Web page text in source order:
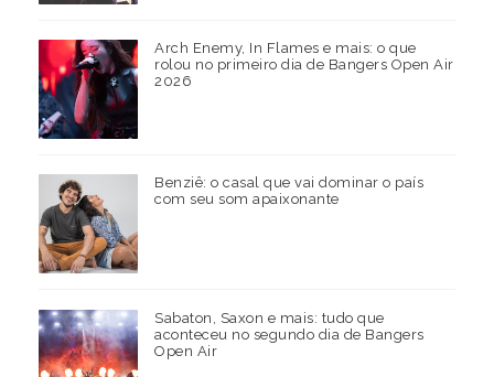
Arch Enemy, In Flames e mais: o que
rolou no primeiro dia de Bangers Open Air
2026
Benziê: o casal que vai dominar o país
com seu som apaixonante
Sabaton, Saxon e mais: tudo que
aconteceu no segundo dia de Bangers
Open Air